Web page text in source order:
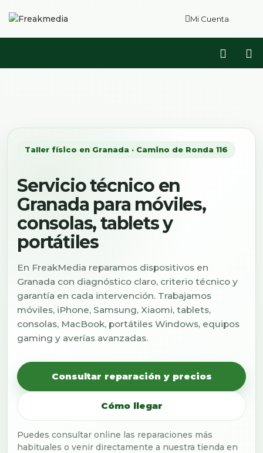
Mi Cuenta
Taller físico en Granada · Camino de Ronda 116
Servicio técnico en
Granada para móviles,
consolas, tablets y
portátiles
En FreakMedia reparamos dispositivos en
Granada con diagnóstico claro, criterio técnico y
garantía en cada intervención. Trabajamos
móviles, iPhone, Samsung, Xiaomi, tablets,
consolas, MacBook, portátiles Windows, equipos
gaming y averías avanzadas.
Consultar reparación y precios
Cómo llegar
Puedes consultar online las reparaciones más
habituales o venir directamente a nuestra tienda en